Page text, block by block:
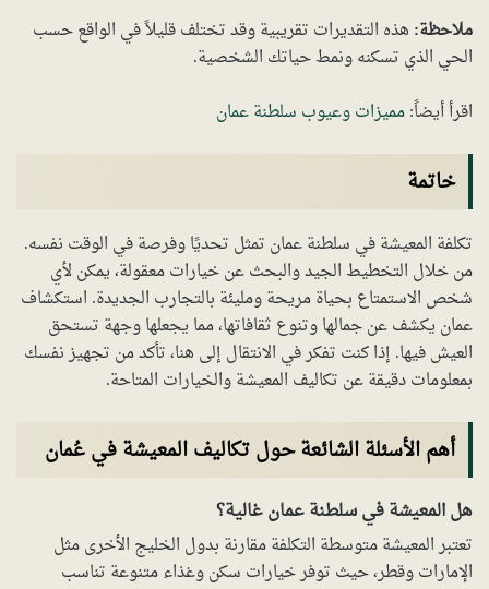
ملاحظة: هذه التقديرات تقريبية وقد تختلف قليلاً في الواقع حسب
الحي الذي تسكنه ونمط حياتك الشخصية.
اقرأ أيضاً:مميزات وعيوب سلطنة عمان
خاتمة
تكلفة المعيشة في سلطنة عمان تمثل تحديًا وفرصة في الوقت نفسه.
من خلال التخطيط الجيد والبحث عن خيارات معقولة، يمكن لأي
شخص الاستمتاع بحياة مريحة ومليئة بالتجارب الجديدة. استكشاف
عمان يكشف عن جمالها وتنوع ثقافاتها، مما يجعلها وجهة تستحق
العيش فيها. إذا كنت تفكر في الانتقال إلى هنا، تأكد من تجهيز نفسك
بمعلومات دقيقة عن تكاليف المعيشة والخيارات المتاحة.
أهم الأسئلة الشائعة حول تكاليف المعيشة في عُمان
هل المعيشة في سلطنة عمان غالية؟
تعتبر المعيشة متوسطة التكلفة مقارنة بدول الخليج الأخرى مثل
الإمارات وقطر، حيث توفر خيارات سكن وغذاء متنوعة تناسب